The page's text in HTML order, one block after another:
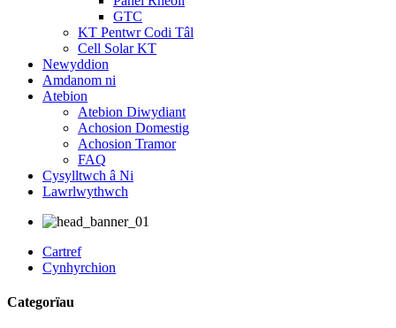
GTC
KT Pentwr Codi Tâl
Cell Solar KT
Newyddion
Amdanom ni
Atebion
Atebion Diwydiant
Achosion Domestig
Achosion Tramor
FAQ
Cysylltwch â Ni
Lawrlwythwch
Cartref
Cynhyrchion
Categorïau